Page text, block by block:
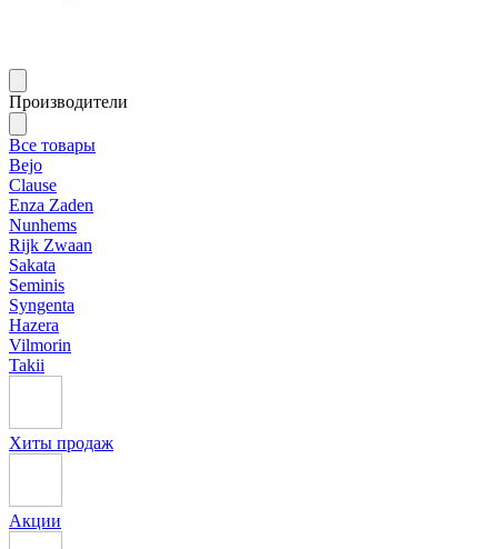
Производители
Все товары
Bejo
Clause
Enza Zaden
Nunhems
Rijk Zwaan
Sakata
Seminis
Syngenta
Hazera
Vilmorin
Takii
Хиты продаж
Акции